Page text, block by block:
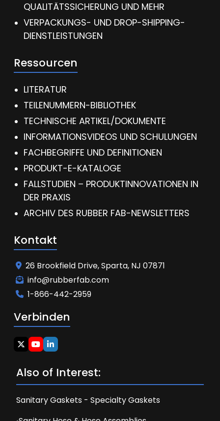
QUALITÄTSSICHERUNG UND MEHR
VERPACKUNGS- UND DROP-SHIPPING-
DIENSTLEISTUNGEN
Ressourcen
LITERATUR
TEILENUMMERN-BIBLIOTHEK
TECHNISCHE ARTIKEL/DOKUMENTE
INFORMATIONSVIDEOS UND SCHULUNGEN
FACHBEGRIFFE UND DEFINITIONEN
PRODUKT-E-KATALOGE
FALLSTUDIEN – PRODUKTINNOVATIONEN IN
DER PRAXIS
ARCHIV DES RUBBER FAB-NEWSLETTERS
Kontakt
26 Brookfield Drive, Sparta, NJ 07871
info@rubberfab.com
1-866-442-2959
Verbinden
Also of Interest:
Sanitary Gaskets - Specialty Gaskets